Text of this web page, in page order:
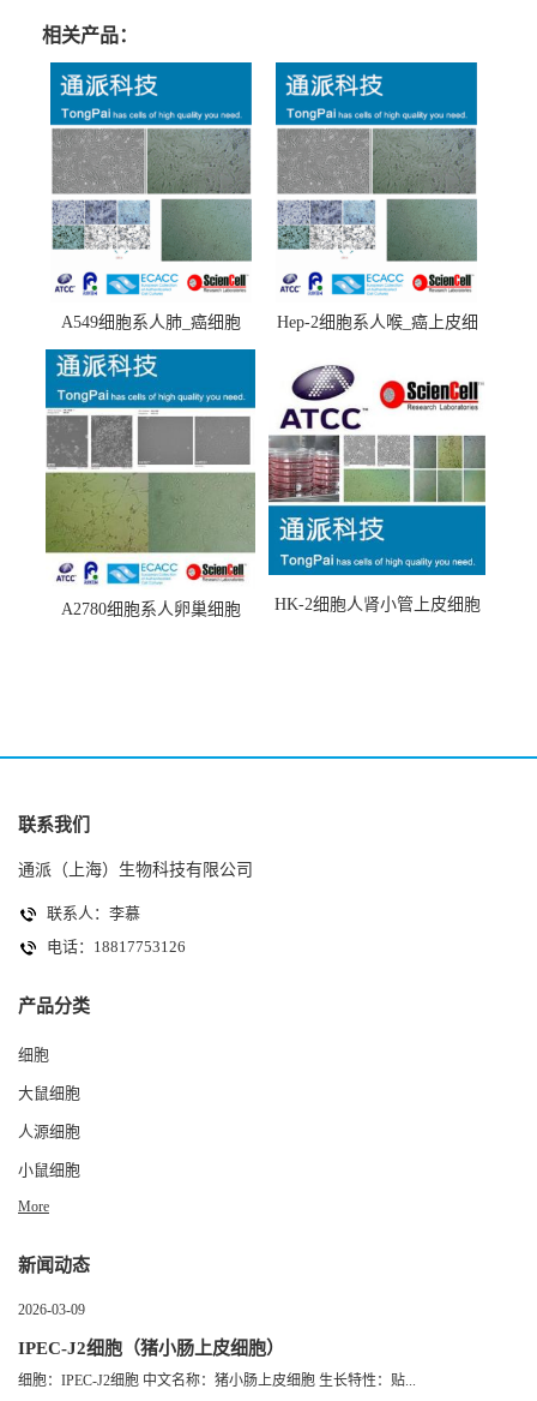
相关产品：
A549细胞系人肺_癌细胞
(A549细胞)
Hep-2细胞系人喉_癌上皮细
A2780细胞系人卵巢细胞
HK-2细胞人肾小管上皮细胞
联系我们
通派（上海）生物科技有限公司
联系人：李慕
电话：18817753126
产品分类
细胞
大鼠细胞
人源细胞
小鼠细胞
More
新闻动态
2026-03-09
IPEC-J2细胞（猪小肠上皮细胞）
细胞：IPEC-J2细胞 中文名称：猪小肠上皮细胞 生长特性：贴...